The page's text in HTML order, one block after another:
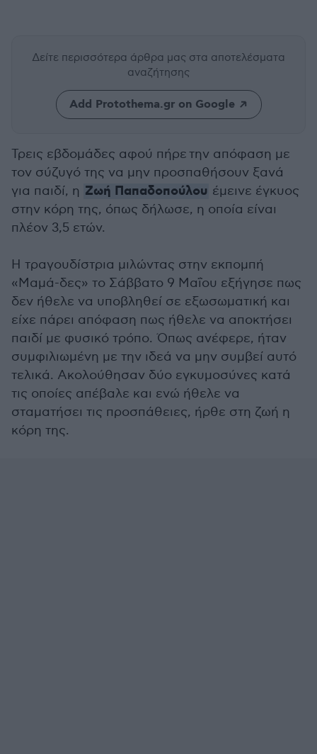
Δείτε περισσότερα άρθρα μας στα αποτελέσματα
αναζήτησης
Add Protothema.gr on Google
Τρεις εβδομάδες αφού πήρε την απόφαση με
τον σύζυγό της να μην προσπαθήσουν ξανά
για παιδί, η Ζωή Παπαδοπούλου έμεινε έγκυος
στην κόρη της, όπως δήλωσε, η οποία είναι
πλέον 3,5 ετών.
Η τραγουδίστρια μιλώντας στην εκπομπή
«Μαμά-δες» το Σάββατο 9 Μαΐου εξήγησε πως
δεν ήθελε να υποβληθεί σε εξωσωματική και
είχε πάρει απόφαση πως ήθελε να αποκτήσει
παιδί με φυσικό τρόπο. Όπως ανέφερε, ήταν
συμφιλιωμένη με την ιδεά να μην συμβεί αυτό
τελικά. Ακολούθησαν δύο εγκυμοσύνες κατά
τις οποίες απέβαλε και ενώ ήθελε να
σταματήσει τις προσπάθειες, ήρθε στη ζωή η
κόρη της.